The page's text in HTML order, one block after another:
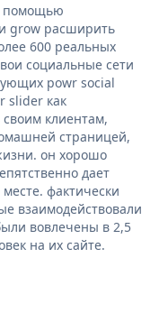
помощью
grow расширить
600 реальных
социальные сети
powr social
slider как
клиентам,
страницей,
он хорошо
дает
фактически
взаимодействовали
вовлечены в 2,5
на их сайте.